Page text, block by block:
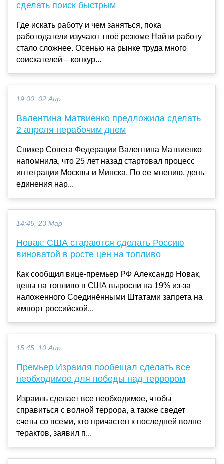
сделать поиск быстрым
Где искать работу и чем заняться, пока
работодатели изучают твоё резюме Найти работу
стало сложнее. Осенью на рынке труда много
соискателей ‒ конкур...
19:00, 02 Апр
Валентина Матвиенко предложила сделать
2 апреля нерабочим днем
Спикер Совета Федерации Валентина Матвиенко
напомнила, что 25 лет назад стартовал процесс
интеграции Москвы и Минска. По ее мнению, день
единения нар...
14:45, 23 Мар
Новак: США стараются сделать Россию
виноватой в росте цен на топливо
Как сообщил вице-премьер РФ Александр Новак,
цены на топливо в США выросли на 19% из-за
наложенного Соединёнными Штатами запрета на
импорт российской...
15:45, 10 Апр
Премьер Израиля пообещал сделать все
необходимое для победы над террором
Израиль сделает все необходимое, чтобы
справиться с волной террора, а также сведет
счеты со всеми, кто причастен к последней волне
терактов, заявил п...